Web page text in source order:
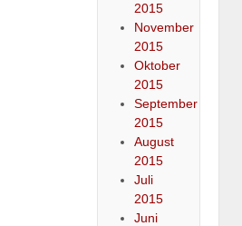
2015
November
2015
Oktober
2015
September
2015
August
2015
Juli
2015
Juni